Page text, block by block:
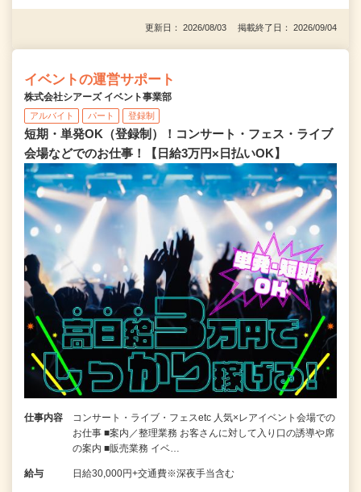
更新日： 2026/08/03 掲載終了日： 2026/09/04
イベントの運営サポート
株式会社シアーズ イベント事業部
アルバイト パート 登録制
短期・単発OK（登録制）！コンサート・フェス・ライブ
会場などでのお仕事！【日給3万円×日払いOK】
仕事内容
コンサート・ライブ・フェスetc 人気×レアイベント会場での
お仕事 ■案内／整理業務 お客さんに対して入り口の誘導や席
の案内 ■販売業務 イベ…
給与 日給30,000円+交通費※深夜手当含む